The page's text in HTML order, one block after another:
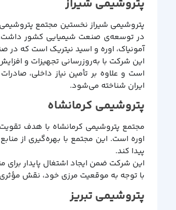
پتروشیمی شیراز
در توسعه‌ی صنعت شیمیایی کشور داشت.
آمونیاک، اوره و اسید نیتریک است که در
این شرکت با به‌روزرسانی تجهیزات و
است و علاوه بر تأمین نیاز داخلی،
ایران شناخته می‌شود.
پتروشیمی کرمانشاه
مجتمع پتروشیمی کرمانشاه با هدف
اوره است. این مجتمع با بهره‌گیری از
پیدا کند.
این شرکت ضمن ایجاد اشتغال پایدار
با توجه به موقعیت مرزی خود، نقش
پتروشیمی تبریز